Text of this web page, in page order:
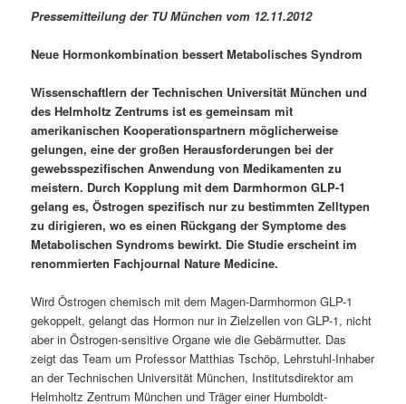
Pressemitteilung der TU München vom 12.11.2012
Neue Hormonkombination bessert Metabolisches Syndrom
Wissenschaftlern der Technischen Universität München und
des Helmholtz Zentrums ist es gemeinsam mit
amerikanischen Kooperationspartnern möglicherweise
gelungen, eine der großen Herausforderungen bei der
gewebsspezifischen Anwendung von Medikamenten zu
meistern. Durch Kopplung mit dem Darmhormon GLP-1
gelang es, Östrogen spezifisch nur zu bestimmten Zelltypen
zu dirigieren, wo es einen Rückgang der Symptome des
Metabolischen Syndroms bewirkt. Die Studie erscheint im
renommierten Fachjournal Nature Medicine.
Wird Östrogen chemisch mit dem Magen-Darmhormon GLP-1
gekoppelt, gelangt das Hormon nur in Zielzellen von GLP-1, nicht
aber in Östrogen-sensitive Organe wie die Gebärmutter. Das
zeigt das Team um Professor Matthias Tschöp, Lehrstuhl-Inhaber
an der Technischen Universität München, Institutsdirektor am
Helmholtz Zentrum München und Träger einer Humboldt-